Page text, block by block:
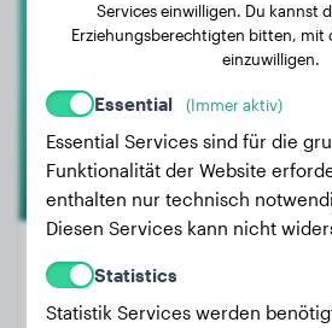
Kira
Gewicht:
Services einwilligen. Du kannst
Erziehungsberechtigten bitten, mit
einzuwilligen.
Essential (Immer aktiv)
Essential Services sind für die
Funktionalität der Website
enthalten nur technisch
Diesen Services kann nicht
Statistics
Statistik Services werden